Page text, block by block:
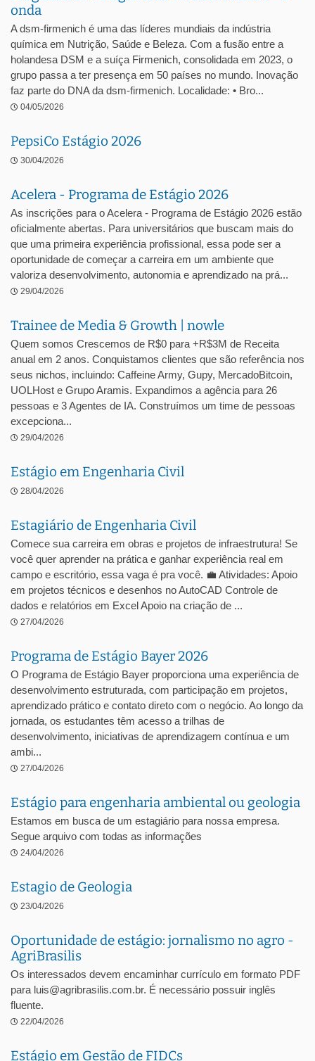
onda
A dsm-firmenich é uma das líderes mundiais da indústria
química em Nutrição, Saúde e Beleza. Com a fusão entre a
holandesa DSM e a suíça Firmenich, consolidada em 2023, o
grupo passa a ter presença em 50 países no mundo. Inovação
faz parte do DNA da dsm-firmenich. Localidade: • Bro...
04/05/2026
PepsiCo Estágio 2026
30/04/2026
Acelera - Programa de Estágio 2026
As inscrições para o Acelera - Programa de Estágio 2026 estão
oficialmente abertas. Para universitários que buscam mais do
que uma primeira experiência profissional, essa pode ser a
oportunidade de começar a carreira em um ambiente que
valoriza desenvolvimento, autonomia e aprendizado na prá...
29/04/2026
Trainee de Media & Growth | nowle
Quem somos Crescemos de R$0 para +R$3M de Receita
anual em 2 anos. Conquistamos clientes que são referência nos
seus nichos, incluindo: Caffeine Army, Gupy, MercadoBitcoin,
UOLHost e Grupo Aramis. Expandimos a agência para 26
pessoas e 3 Agentes de IA. Construímos um time de pessoas
excepciona...
29/04/2026
Estágio em Engenharia Civil
28/04/2026
Estagiário de Engenharia Civil
Comece sua carreira em obras e projetos de infraestrutura! Se
você quer aprender na prática e ganhar experiência real em
campo e escritório, essa vaga é pra você. 💼 Atividades: Apoio
em projetos técnicos e desenhos no AutoCAD Controle de
dados e relatórios em Excel Apoio na criação de ...
27/04/2026
Programa de Estágio Bayer 2026
O Programa de Estágio Bayer proporciona uma experiência de
desenvolvimento estruturada, com participação em projetos,
aprendizado prático e contato direto com o negócio. Ao longo da
jornada, os estudantes têm acesso a trilhas de
desenvolvimento, iniciativas de aprendizagem contínua e um
ambi...
27/04/2026
Estágio para engenharia ambiental ou geologia
Estamos em busca de um estagiário para nossa empresa.
Segue arquivo com todas as informações
24/04/2026
Estagio de Geologia
23/04/2026
Oportunidade de estágio: jornalismo no agro -
AgriBrasilis
Os interessados devem encaminhar currículo em formato PDF
para luis@agribrasilis.com.br. É necessário possuir inglês
fluente.
22/04/2026
Estágio em Gestão de FIDCs